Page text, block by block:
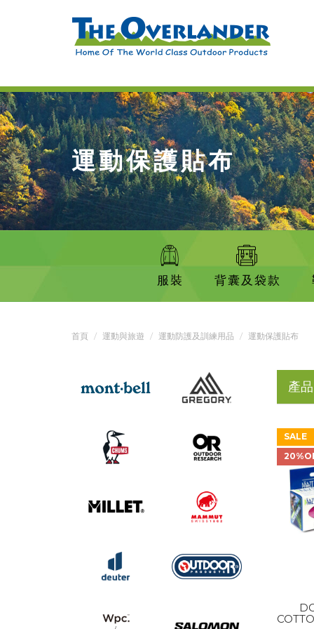
運動保護貼布
服裝 背囊及袋款
首頁 運動與旅遊 運動防護及訓練用品 運動保護貼布
產品
SALE